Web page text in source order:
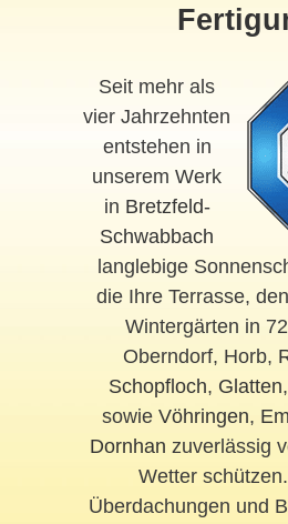
Seit mehr als
vier Jahrzehnten
entstehen in
unserem Werk
in Bretzfeld-
Schwabbach
langlebige
die Ihre Terrasse,
Wintergärten in
Oberndorf, Horb,
Schopfloch, Glatten,
sowie Vöhringen,
Dornhan zuverlässig
Wetter
Überdachungen und